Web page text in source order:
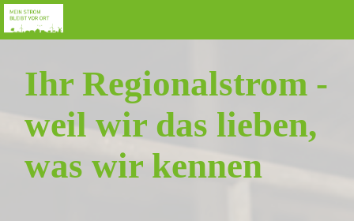
Ihr Regionalstrom -
weil wir das lieben,
was wir kennen